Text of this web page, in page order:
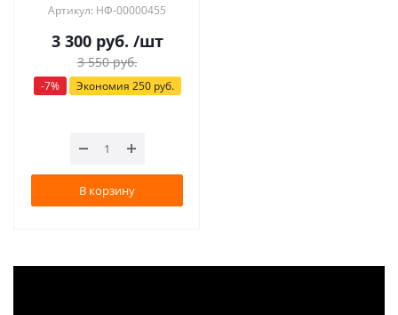
Артикул: НФ-00000455
3 300руб. /шт
3 550руб.
-7% Экономия 250руб.
В корзину